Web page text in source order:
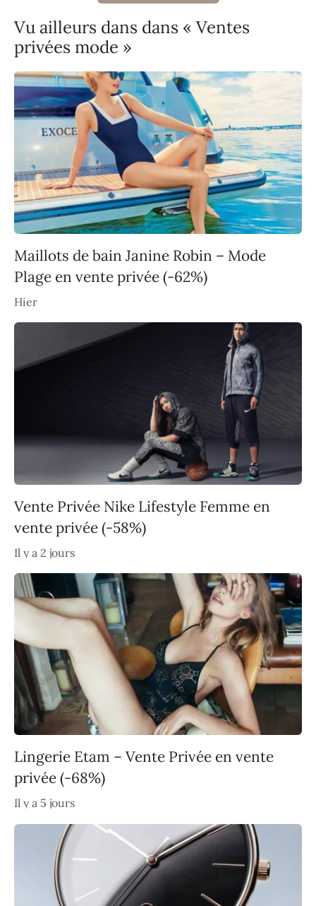
Vu ailleurs dans dans « Ventes
privées mode »
Maillots de bain Janine Robin – Mode
Plage en vente privée (-62%)
Hier
Vente Privée Nike Lifestyle Femme en
vente privée (-58%)
Il y a 2 jours
Lingerie Etam – Vente Privée en vente
privée (-68%)
Il y a 5 jours